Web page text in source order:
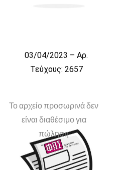
03/04/2023 – Αρ.
Τεύχους: 2657
Το αρχείο προσωρινά δεν
είναι διαθέσιμο για
πώληση